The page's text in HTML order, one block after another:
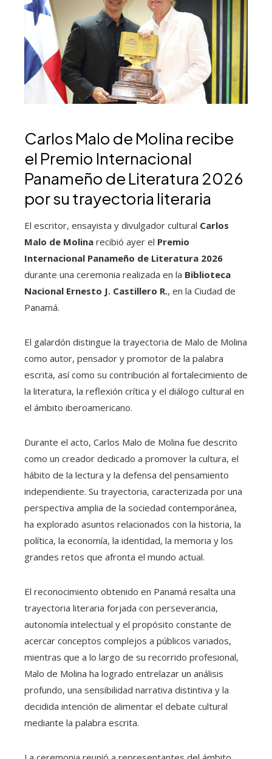
Carlos Malo de Molina recibe
el Premio Internacional
Panameño de Literatura 2026
por su trayectoria literaria
El escritor, ensayista y divulgador cultural Carlos
Malo de Molina recibió ayer el Premio
Internacional Panameño de Literatura 2026
durante una ceremonia realizada en la Biblioteca
Nacional Ernesto J. Castillero R., en la Ciudad de
Panamá.
El galardón distingue la trayectoria de Malo de Molina
como autor, pensador y promotor de la palabra
escrita, así como su contribución al fortalecimiento de
la literatura, la reflexión crítica y el diálogo cultural en
el ámbito iberoamericano.
Durante el acto, Carlos Malo de Molina fue descrito
como un creador dedicado a promover la cultura, el
hábito de la lectura y la defensa del pensamiento
independiente. Su trayectoria, caracterizada por una
perspectiva amplia de la sociedad contemporánea,
ha explorado asuntos relacionados con la historia, la
política, la economía, la identidad, la memoria y los
grandes retos que afronta el mundo actual.
El reconocimiento obtenido en Panamá resalta una
trayectoria literaria forjada con perseverancia,
autonomía intelectual y el propósito constante de
acercar conceptos complejos a públicos variados,
mientras que a lo largo de su recorrido profesional,
Malo de Molina ha logrado entrelazar un análisis
profundo, una sensibilidad narrativa distintiva y la
decidida intención de alimentar el debate cultural
mediante la palabra escrita.